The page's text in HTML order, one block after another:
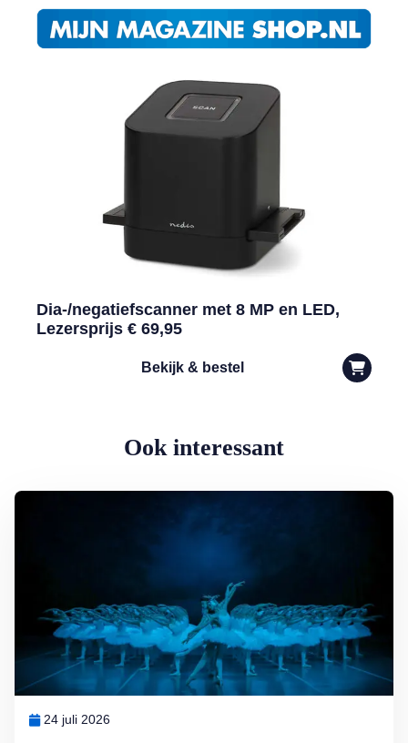
Dia-/negatiefscanner met 8 MP en LED,
Lezersprijs € 69,95
Bekijk & bestel
Ook interessant
24 juli 2026
Lees meer over Het Grootste Zwanenmeer ter Wereld